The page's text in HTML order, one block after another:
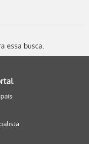
essa busca.